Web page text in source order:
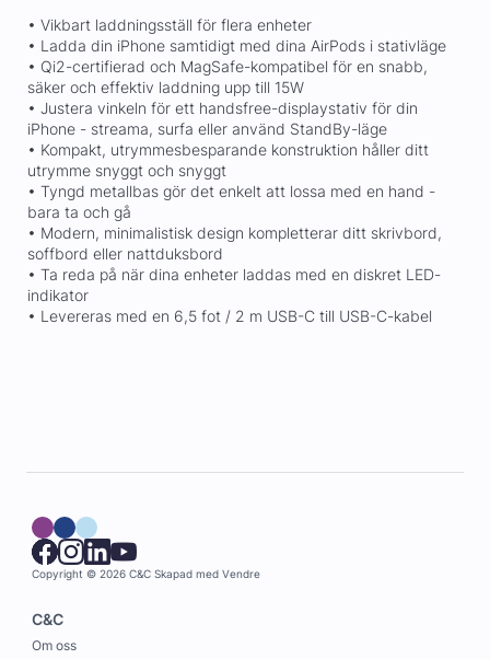
• Vikbart laddningsställ för flera enheter
• Ladda din iPhone samtidigt med dina AirPods i stativläge
• Qi2-certifierad och MagSafe-kompatibel för en snabb,
säker och effektiv laddning upp till 15W
• Justera vinkeln för ett handsfree-displaystativ för din
iPhone - streama, surfa eller använd StandBy-läge
• Kompakt, utrymmesbesparande konstruktion håller ditt
utrymme snyggt och snyggt
• Tyngd metallbas gör det enkelt att lossa med en hand -
bara ta och gå
• Modern, minimalistisk design kompletterar ditt skrivbord,
soffbord eller nattduksbord
• Ta reda på när dina enheter laddas med en diskret LED-
indikator
• Levereras med en 6,5 fot / 2 m USB-C till USB-C-kabel
Copyright © 2026 C&C Skapad med Vendre
C&C
Om oss